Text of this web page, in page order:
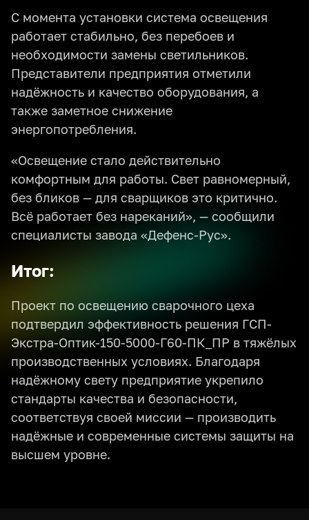
С момента установки система освещения
работает стабильно, без перебоев и
необходимости замены светильников.
Представители предприятия отметили
надёжность и качество оборудования, а
также заметное снижение
энергопотребления.
«Освещение стало действительно
комфортным для работы. Свет равномерный,
без бликов — для сварщиков это критично.
Всё работает без нареканий», — сообщили
специалисты завода «Дефенс-Рус».
Итог:
Проект по освещению сварочного цеха
подтвердил эффективность решения ГСП-
Экстра-Оптик-150-5000-Г60-ПК_ПР в тяжёлых
производственных условиях. Благодаря
надёжному свету предприятие укрепило
стандарты качества и безопасности,
соответствуя своей миссии — производить
надёжные и современные системы защиты на
высшем уровне.